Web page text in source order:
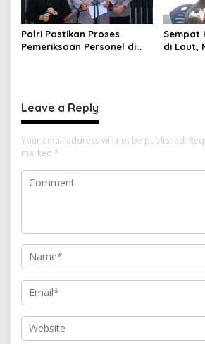
Polri Pastikan Proses
Pemeriksaan Personel di
Sempat
di Laut,
Leave a Reply
Your email address will not be published.
marked *